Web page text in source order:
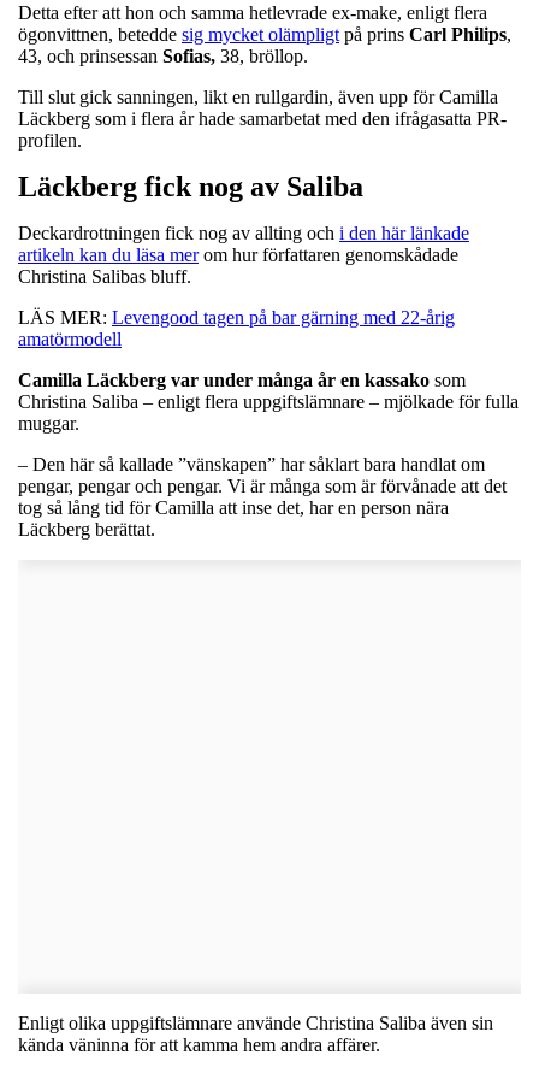
Detta efter att hon och samma hetlevrade ex-make, enligt flera
ögonvittnen, betedde sig mycket olämpligt på prins Carl Philips,
43, och prinsessan Sofias, 38, bröllop.
Till slut gick sanningen, likt en rullgardin, även upp för Camilla
Läckberg som i flera år hade samarbetat med den ifrågasatta PR-
profilen.
Läckberg fick nog av Saliba
Deckardrottningen fick nog av allting och i den här länkade
artikeln kan du läsa merom hur författaren genomskådade
Christina Salibas bluff.
LÄS MER: Levengood tagen på bar gärning med 22-årig
amatörmodell
Camilla Läckberg var under många år en kassako som
Christina Saliba – enligt flera uppgiftslämnare – mjölkade för fulla
muggar.
– Den här så kallade ”vänskapen” har såklart bara handlat om
pengar, pengar och pengar. Vi är många som är förvånade att det
tog så lång tid för Camilla att inse det, har en person nära
Läckberg berättat.
Enligt olika uppgiftslämnare använde Christina Saliba även sin
kända väninna för att kamma hem andra affärer.